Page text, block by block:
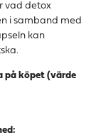
vad detox
i samband med
kan
på köpet (värde